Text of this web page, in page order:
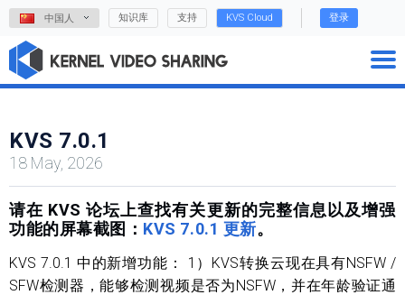
中国人 知识库 支持 KVS Cloud 登录
KVS 7.0.1
18 May, 2026
请在 KVS 论坛上查找有关更新的完整信息以及增强
功能的屏幕截图： KVS 7.0.1 更新。
KVS 7.0.1 中的新增功能： 1）KVS转换云现在具有NSFW /
SFW检测器，能够检测视频是否为NSFW，并在年龄验证通